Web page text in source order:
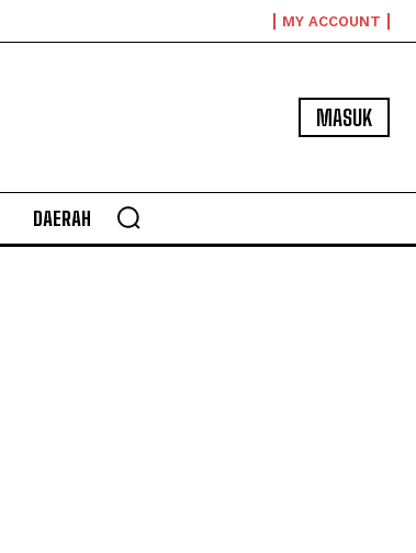
MY ACCOUNT
MASUK
DAERAH